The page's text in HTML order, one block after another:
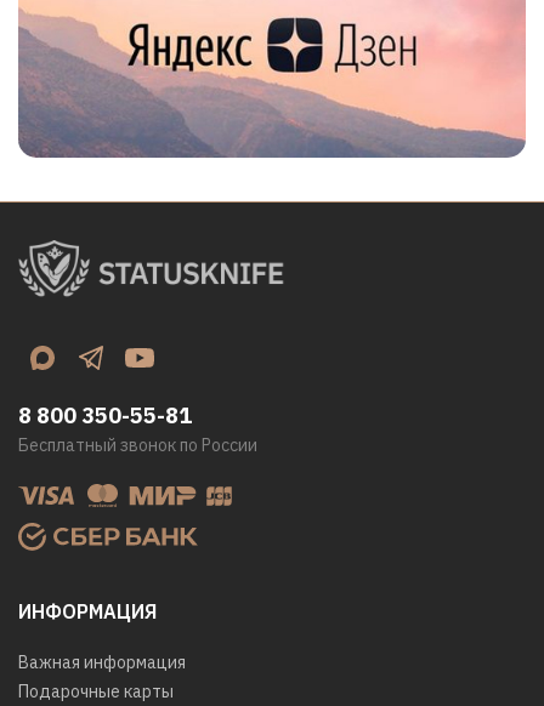
ИНФОРМАЦИЯ
Важная информация
Подарочные карты
8 800 350-55-81
Бесплатный звонок по России